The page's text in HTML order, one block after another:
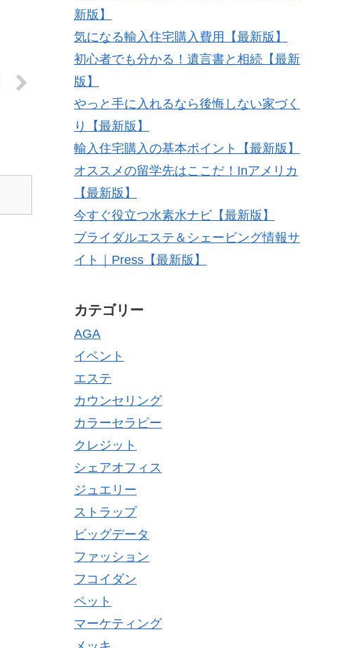
新版】
気になる輸入住宅購入費用【最新版】
初心者でも分かる！遺言書と相続【最新
版】
やっと手に入れるなら後悔しない家づく
り【最新版】
輸入住宅購入の基本ポイント【最新版】
オススメの留学先はここだ！Inアメリカ
【最新版】
今すぐ役立つ水素水ナビ【最新版】
ブライダルエステ＆シェービング情報サ
イト｜Press【最新版】
カテゴリー
AGA
イベント
エステ
カウンセリング
カラーセラピー
クレジット
シェアオフィス
ジュエリー
ストラップ
ビッグデータ
ファッション
フコイダン
ペット
マーケティング